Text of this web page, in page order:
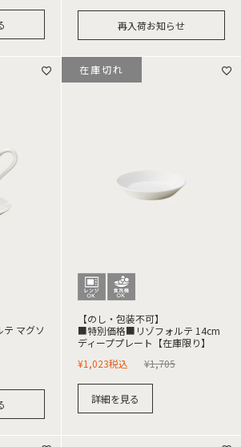
再入荷お知らせ
マグソ
【のし・包装不可】
■特別価格■リゾフォルテ 14cm
ディーププレート【在庫限り】
¥1,705
¥1,023税込
詳細を見る
在庫切れ